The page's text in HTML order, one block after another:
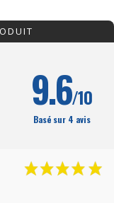
9.6/10
Basé sur 4 avis